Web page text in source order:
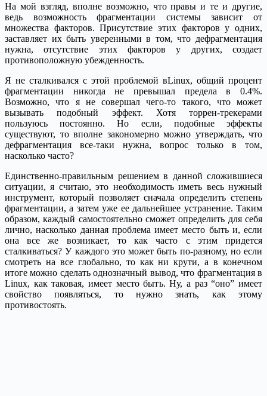
На мой взгляд, вполне возможно, что правы и те и другие,
ведь возможность фрагментации системы зависит от
множества факторов. Присутствие этих факторов у одних,
заставляет их быть уверенными в том, что дефрагментация
нужна, отсутствие этих факторов у других, создает
противоположную убежденность.
Я не сталкивался с этой проблемой вLinux, общий процент
фрагментации никогда не превышал предела в 0.4%.
Возможно, что я не совершал чего-то такого, что может
вызывать подобный эффект. Хотя торрен-трекерами
пользуюсь постоянно. Но если, подобные эффекты
существуют, то вполне закономерно можно утверждать, что
дефрагментация все-таки нужна, вопрос только в том,
насколько часто?
Единственно-правильным решением в данной сложившиеся
ситуации, я считаю, это необходимость иметь весь нужный
инструмент, который позволяет сначала определить степень
фрагментации, а затем уже ее дальнейшее устранение. Таким
образом, каждый самостоятельно сможет определить для себя
лично, насколько данная проблема имеет место быть и, если
она все же возникает, то как часто с этим придется
сталкиваться? У каждого это может быть по-разному, но если
смотреть на все глобально, то как ни крути, а в конечном
итоге можно сделать однозначный вывод, что фрагментация в
Linux, как таковая, имеет место быть. Ну, а раз “оно” имеет
свойство появляться, то нужно знать, как этому
противостоять.